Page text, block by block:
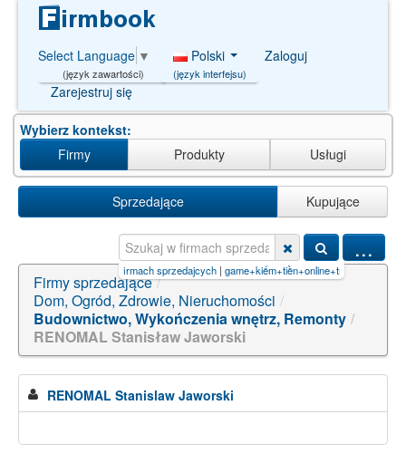
Select Language ▼
(język zawartości)
Polski
(język interfejsu)
Zaloguj
Zarejestruj się
Wybierz kontekst:
Firmy
Produkty Usługi
Sprzedające Kupujące
...
w firmach sprzedajcych|game+kiếm+tiền+online+trên+ios【P|akun pro slot
Firmy sprzedające /
Dom, Ogród, Zdrowie, Nieruchomości /
Budownictwo, Wykończenia wnętrz, Remonty /
RENOMAL Stanisław Jaworski
RENOMAL Stanislaw Jaworski